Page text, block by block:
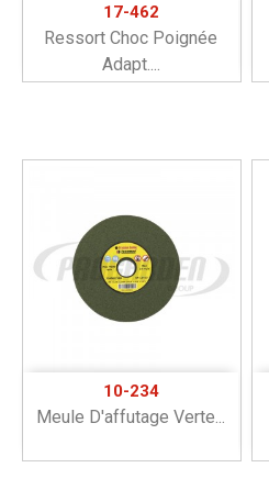
17-462
Ressort Choc Poignée
Adapt....
10-234
Meule D'affutage Verte...